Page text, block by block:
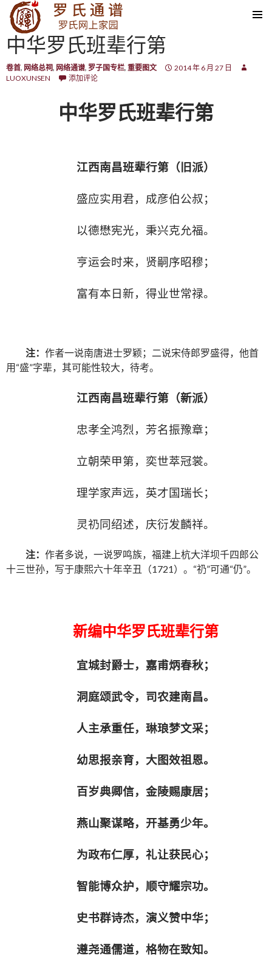
SKIP TO CONTENT
中华罗氏班辈行第
卷首, 网络总祠, 网络通谱, 罗子国专栏, 重要图文
2014 年 6 月 27 日
LUOXUNSEN
添加评论
中华罗氏班辈行第
江西南昌班辈行第（旧派）
盛应实用君，成彦伯公叔；
以德懋宪光，秉兴克允福。
亨运会时来，贤嗣序昭穆；
富有本日新，得业世常禄。
注： 作者一说南唐进士罗颖；二说宋侍郎罗盛得，他首
用“盛”字辈，其可能性较大，待考。
江西南昌班辈行第（新派）
忠孝全鸿烈，芳名振豫章；
立朝荣甲第，奕世萃冠裳。
理学家声远，英才国瑞长；
灵礽同绍述，庆衍发麟祥。
注： 作者多说，一说罗鸣族，福建上杭大洋坝千四郎公
十三世孙，写于康熙六十年辛丑（1721）。“礽”可通“仍”。
新编中华罗氏班辈行第
宜城封爵士，嘉甫炳春秋；
洞庭颂武令，司农建南昌。
人主承重任，琳琅梦文采；
幼思报亲育，大图效祖恩。
百岁典卿信，金陵赐康居；
燕山聚谋略，开基勇少年。
为政布仁厚，礼让获民心；
智能博众护，顺守耀宗功。
史书群诗杰，演义赞中华；
遵尧通儒道，格物在致知。